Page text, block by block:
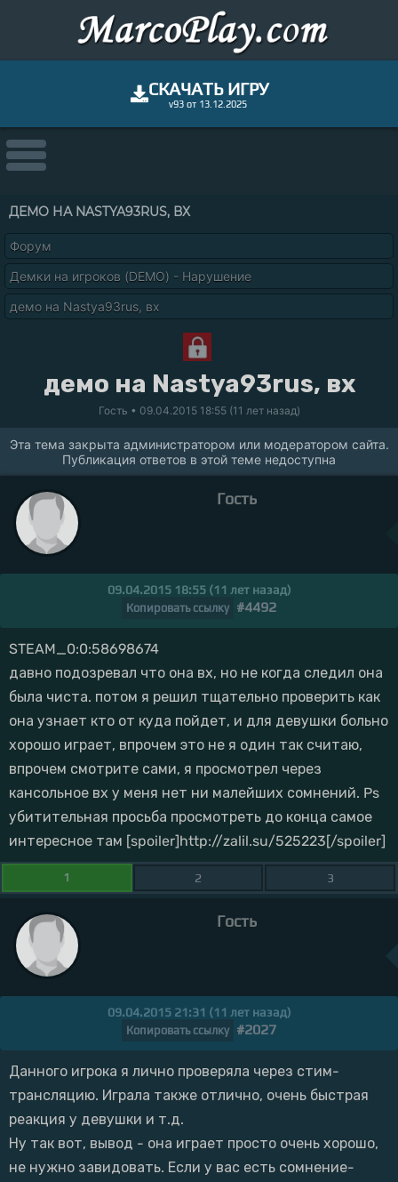
СКАЧАТЬ ИГРУ
v93 от 13.12.2025
ДЕМО НА NASTYA93RUS, ВХ
Форум
Демки на игроков (DEMO) - Нарушение
демо на Nastya93rus, вх
демо на Nastya93rus, вх
Гость • 09.04.2015 18:55 (11 лет назад)
Эта тема закрыта администратором или модератором сайта.
Публикация ответов в этой теме недоступна
Гость
09.04.2015 18:55 (11 лет назад)
Копировать ссылку #4492
STEAM_0:0:58698674
давно подозревал что она вх, но не когда следил она
была чиста. потом я решил тщательно проверить как
она узнает кто от куда пойдет, и для девушки больно
хорошо играет, впрочем это не я один так считаю,
впрочем смотрите сами, я просмотрел через
кансольное вх у меня нет ни малейших сомнений. Ps
убитительная просьба просмотреть до конца самое
интересное там [spoiler]http://zalil.su/525223[/spoiler]
1 2 3
Гость
09.04.2015 21:31 (11 лет назад)
Копировать ссылку #2027
Данного игрока я лично проверяла через стим-
трансляцию. Играла также отлично, очень быстрая
реакция у девушки и т.д.
Ну так вот, вывод - она играет просто очень хорошо,
не нужно завидовать. Если у вас есть сомнение-